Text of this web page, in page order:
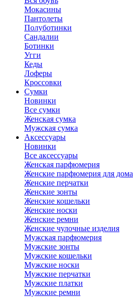
Мокасины
Пантолеты
Полуботинки
Сандалии
Ботинки
Угги
Кеды
Лоферы
Кроссовки
Сумки
Новинки
Все сумки
Женская сумка
Мужская сумка
Аксессуары
Новинки
Все аксессуары
Женская парфюмерия
Женские парфюмерия для дома
Женские перчатки
Женские зонты
Женские кошельки
Женские носки
Женские ремни
Женские чулочные изделия
Мужская парфюмерия
Мужские зонты
Мужские кошельки
Мужские носки
Мужские перчатки
Мужские платки
Мужские ремни